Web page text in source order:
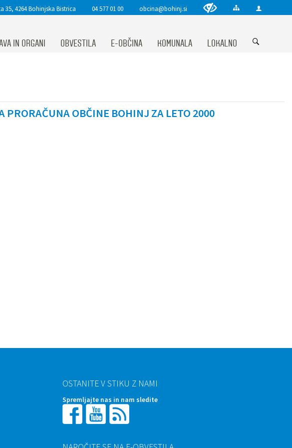
35, 4264 Bohinjska Bistrica 04 577 01 00 obcina@bohinj.si
IN ORGANI OBVESTILA E-OBČINA KOMUNALA LOKALNO
OBČINE BOHINJ ZA LETO 2000
OSTANITE V STIKU Z NAMI
Spremljajte nas in nam sledite